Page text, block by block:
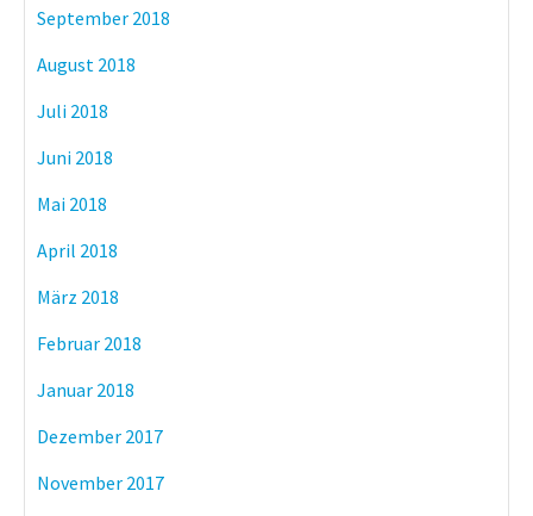
September 2018
August 2018
Juli 2018
Juni 2018
Mai 2018
April 2018
März 2018
Februar 2018
Januar 2018
Dezember 2017
November 2017